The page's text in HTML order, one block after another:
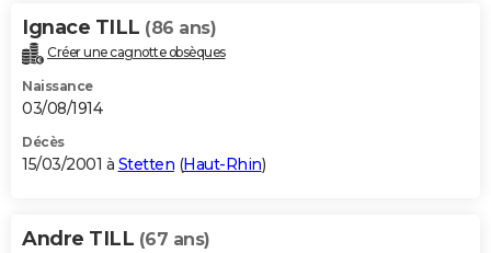
Ignace TILL (86 ans)
Créer une cagnotte obsèques
Naissance
03/08/1914
Décès
15/03/2001 à Stetten (Haut-Rhin)
Andre TILL (67 ans)